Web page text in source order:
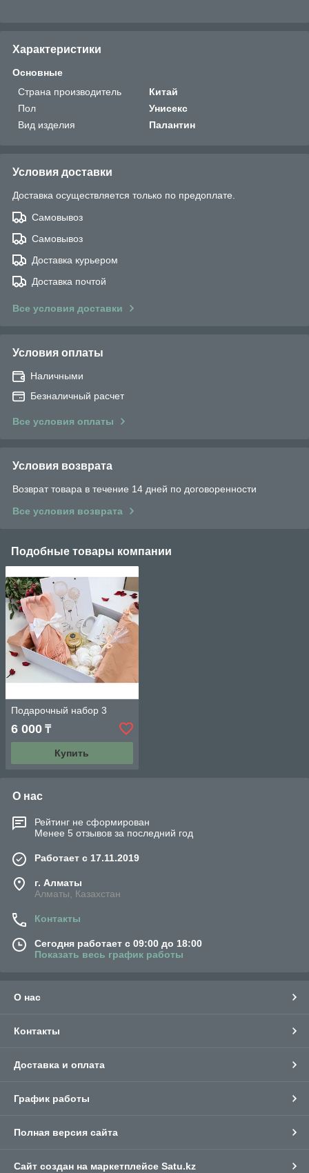
Характеристики
Основные
Страна производитель
Китай
Пол
Унисекс
Вид изделия
Палантин
Условия доставки
Доставка осуществляется только по предоплате.
Самовывоз
Самовывоз
Доставка курьером
Доставка почтой
Все условия доставки
Условия оплаты
Наличными
Безналичный расчет
Все условия оплаты
Условия возврата
Возврат товара в течение 14 дней по договоренности
Все условия возврата
Подобные товары компании
Подарочный набор 3
6 000 ₸
Купить
О нас
Рейтинг не сформирован
Менее 5 отзывов за последний год
Работает с 17.11.2019
г. Алматы
Алматы, Казахстан
Контакты
Сегодня работает с 09:00 до 18:00
Показать весь график работы
О нас
Контакты
Доставка и оплата
График работы
Полная версия сайта
Сайт создан на маркетплейсе Satu.kz